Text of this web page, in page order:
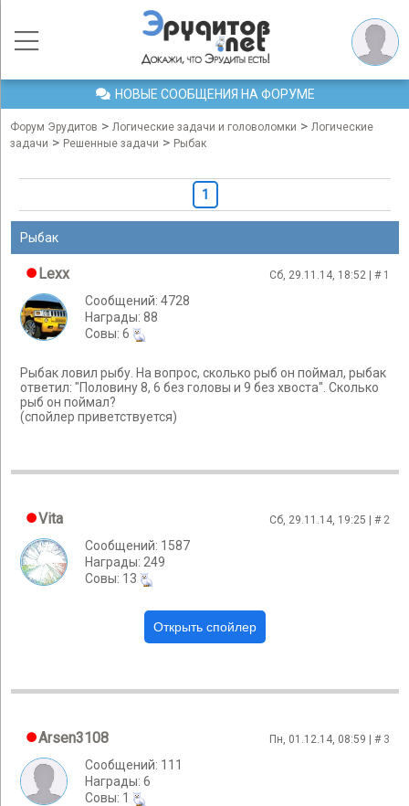
НОВЫЕ СООБЩЕНИЯ НА ФОРУМЕ
Форум Эрудитов > Логические задачи и головоломки > Логические
задачи > Решенные задачи > Рыбак
1
Рыбак
Lexx Сб, 29.11.14, 18:52 | # 1
Сообщений: 4728
Награды: 88
Cовы: 6
Рыбак ловил рыбу. На вопрос, сколько рыб он поймал, рыбак
ответил: "Половину 8, 6 без головы и 9 без хвоста". Сколько
рыб он поймал?
(спойлер приветствуется)
Vita Сб, 29.11.14, 19:25 | # 2
Сообщений: 1587
Награды: 249
Cовы: 13
Arsen3108 Пн, 01.12.14, 08:59 | # 3
Сообщений: 111
Награды: 6
Cовы: 1